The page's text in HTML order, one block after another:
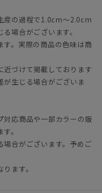
産の過程で1.0cm～2.0cm
場合がございます。
。実際の商品の色味は商
づけて掲載しております
が生じる場合がございま
応商品や一部カラーの販
。
合がございます。予めご
ます。